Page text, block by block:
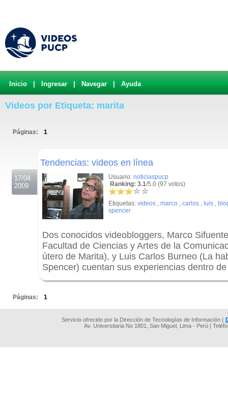
Inicio Ingresar Navegar Ayuda
Videos por Etiqueta: marita
Páginas: 1
17/04
2009
Tendencias: videos en línea
Usuario: noticiaspucp
Ranking: 3.1/5.0 (97 votos)
Etiquetas: videos , marco , carlos , luis ,
spencer
Dos conocidos videobloggers, Marco
Facultad de Ciencias y Artes de la
útero de Marita), y Luis Carlos Burneo (La
Spencer) cuentan sus experiencias dentro
Páginas: 1
Servicio ofrecido por la Dirección de Tecnologías de Información (
Av. Universitaria No 1801, San Miguel, Lima - Perú |